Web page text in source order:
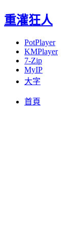
重灌狂人
PotPlayer
KMPlayer
7-Zip
MyIP
大字
首頁